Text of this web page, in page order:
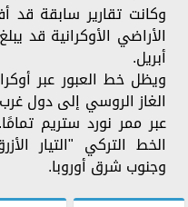
وكانت تقارير سابقة قد
أبريل.
ويظل خط العبور عبر
الغاز الروسي إلى دول
عبر ممر نورد ستريم
الخط التركي "التيار
وجنوب شرق أوروبا.